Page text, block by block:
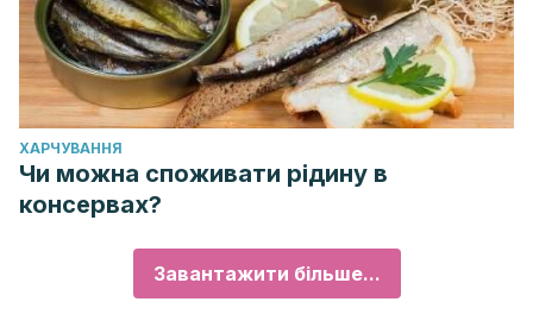
ХАРЧУВАННЯ
Чи можна споживати рідину в
консервах?
Завантажити більше...